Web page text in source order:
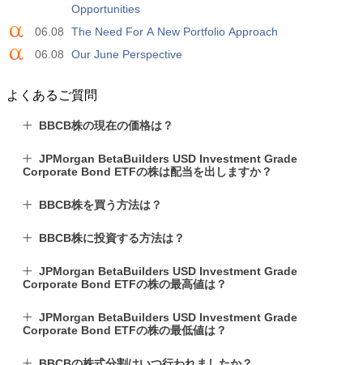
実際
4.9 K
Opportunities
06.08
The Need For A New Portfolio Approach
06.08
Our June Perspective
よくあるご質問
BBCB株の現在の価格は？
JPMorgan BetaBuilders USD Investment Grade
Corporate Bond ETFの株は配当を出しますか？
BBCB株を買う方法は？
BBCB株に投資する方法は？
JPMorgan BetaBuilders USD Investment Grade
Corporate Bond ETFの株の最高値は？
JPMorgan BetaBuilders USD Investment Grade
Corporate Bond ETFの株の最低値は？